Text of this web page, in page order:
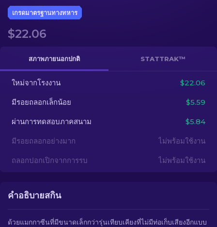
มีด
ถุงมือ
กล่อง
อื่น ๆ
เกรดมาตรฐานทางทหาร
$22.06
สภาพภายนอกปกติ STATTRAK™
ใหม่จากโรงงาน $22.06
มีรอยถลอกเล็กน้อย $5.59
ผ่านการทดสอบภาคสนาม $5.84
มีรอยถลอกอย่างมาก ไม่พร้อมใช้งาน
ถลอกปอกเปิกจากการรบ ไม่พร้อมใช้งาน
คำอธิบายสกิน
ด้วยแมกกาซีนที่มีขนาดเล็กกว่ารุ่นเทียบเคียงที่ไม่มีท่อเก็บเสียงอีกแบบ